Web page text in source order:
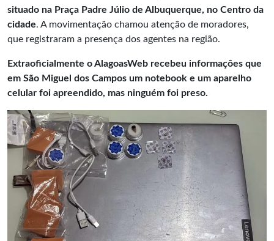
situado na Praça Padre Júlio de Albuquerque, no Centro da
cidade. A movimentação chamou atenção de moradores,
que registraram a presença dos agentes na região.
Extraoficialmente o AlagoasWeb recebeu informações que
em São Miguel dos Campos um notebook e um aparelho
celular foi apreendido, mas ninguém foi preso.